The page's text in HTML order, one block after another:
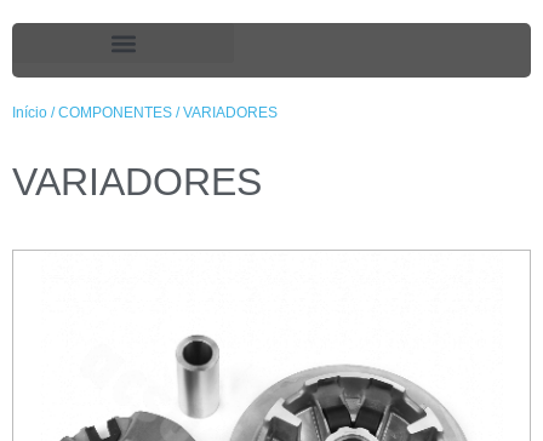
Início /COMPONENTES / VARIADORES
VARIADORES